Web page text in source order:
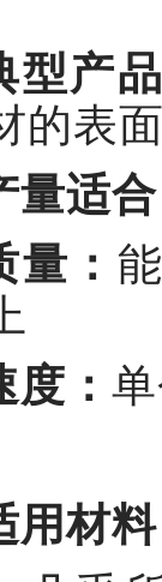
型产
的表
量适
量：
度：
用材料